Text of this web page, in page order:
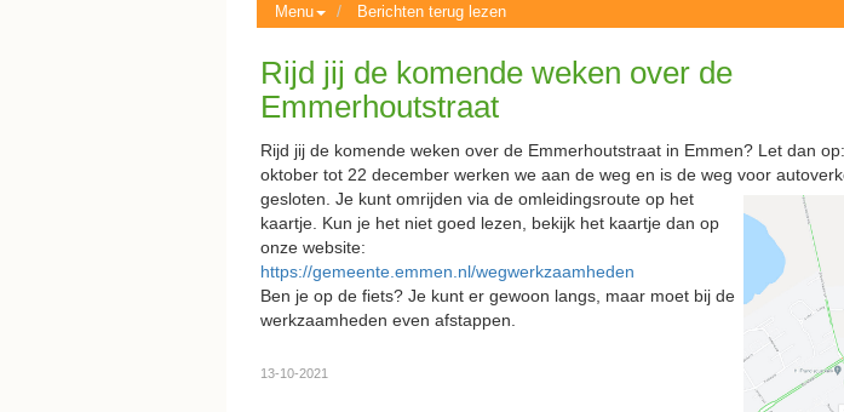
Menu Berichten terug lezen
Rijd jij de komende weken over de
Emmerhoutstraat
Rijd jij de komende weken over de Emmerhoutstraat in Emmen? Let dan
oktober tot 22 december werken we aan de weg en is de weg voor
gesloten. Je kunt omrijden via de omleidingsroute op het
kaartje. Kun je het niet goed lezen, bekijk het kaartje dan op
onze website:
https://gemeente.emmen.nl/wegwerkzaamheden
Ben je op de fiets? Je kunt er gewoon langs, maar moet bij de
werkzaamheden even afstappen.
13-10-2021